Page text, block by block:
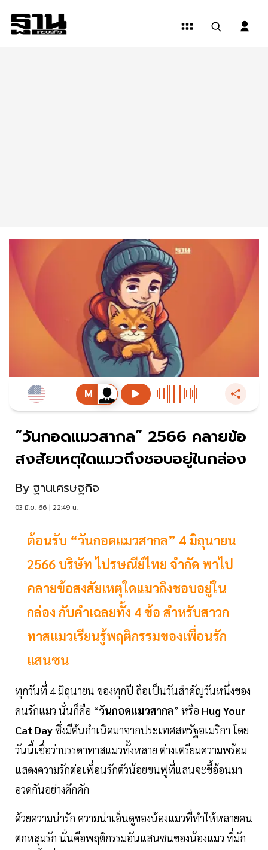
“วันกอดแมวสากล” 2566 คลายข้อ
สงสัยเหตุใดแมวถึงชอบอยู่ในกล่อง
By ฐานเศรษฐกิจ
03 มิ.ย. 66 | 22:49 น.
ต้อนรับ “วันกอดแมวสากล” 4 มิถุนายน
2566 บริษัท ไปรษณีย์ไทย จำกัด พาไป
คลายข้อสงสัยเหตุใดแมวถึงชอบอยู่ใน
กล่อง กับคำเฉลยทั้ง 4 ข้อ สำหรับสาวก
ทาสแมวเรียนรู้พฤติกรรมของเพื่อนรัก
แสนซน
ทุกวันที่ 4 มิถุนายน ของทุกปี ถือเป็นวันสำคัญวันหนึ่งของ
คนรักแมว นั่นก็คือ “วันกอดแมวสากล” หรือ Hug Your
Cat Dayซึ่งมีต้นกำเนิดมาจากประเทศสหรัฐอเมริกา โดย
วันนี้เชื่อว่าบรรดาทาสแมวทั้งหลาย ต่างเตรียมความพร้อม
แสดงความรักต่อเพื่อนรักตัวน้อยขนฟูที่แสนจะขี้อ้อนมา
อวดกันอย่างคึกคัก
ด้วยความน่ารัก ความน่าเอ็นดูของน้องแมวที่ทำให้หลายคน
ตกหลุมรัก นั่นคือพฤติกรรมอันแสนซนของน้องแมว ที่มัก